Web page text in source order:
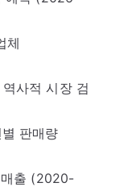
체
사적 시장 검
판매량
매출 (2020-